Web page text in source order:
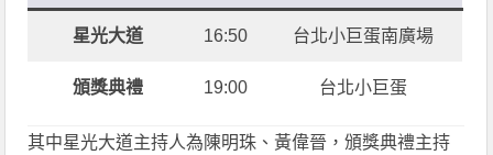
星光大道 16:50 台北小巨蛋南廣場
頒獎典禮 19:00 台北小巨蛋
其中星光大道主持人為陳明珠、黃偉晉，頒獎典禮主持